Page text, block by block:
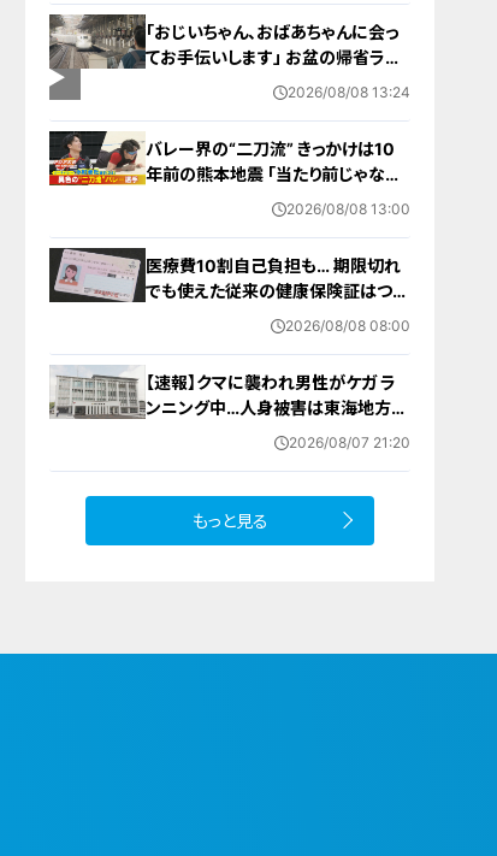
「おじいちゃん、おばあちゃんに会っ
てお手伝いします」 お盆の帰省ラッ
シュが本格化 東海道新幹線下りがピ
2026/08/08 13:24
バレー界の“二刀流” きっかけは10
年前の熊本地震 ｢当たり前じゃなか
った｣ オフシーズンゼロの過酷スケ
2026/08/08 13:00
医療費10割自己負担も… 期限切れ
でも使えた従来の健康保険証はつい
に終了 8月以降起こりうるマイナ保
2026/08/08 08:00
【速報】クマに襲われ男性がケガ ラ
ンニング中…人身被害は東海地方で
今シーズン初めて 岐阜県高山市
2026/08/07 21:20
もっと見る